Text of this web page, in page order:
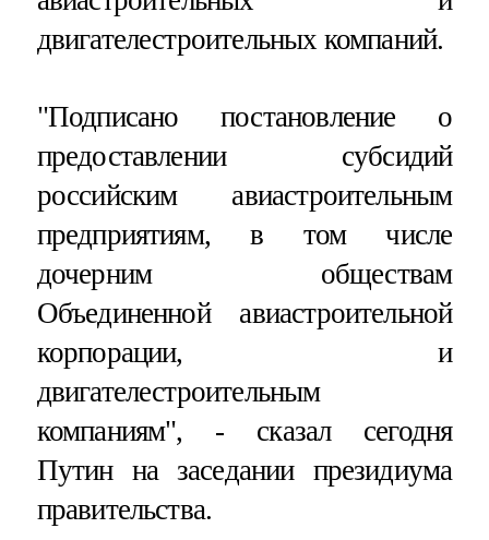
двигателестроительных компаний.
"Подписано постановление о
предоставлении субсидий
российским авиастроительным
предприятиям, в том числе
дочерним обществам
Объединенной авиастроительной
корпорации, и
двигателестроительным
компаниям", - сказал сегодня
Путин на заседании президиума
правительства.